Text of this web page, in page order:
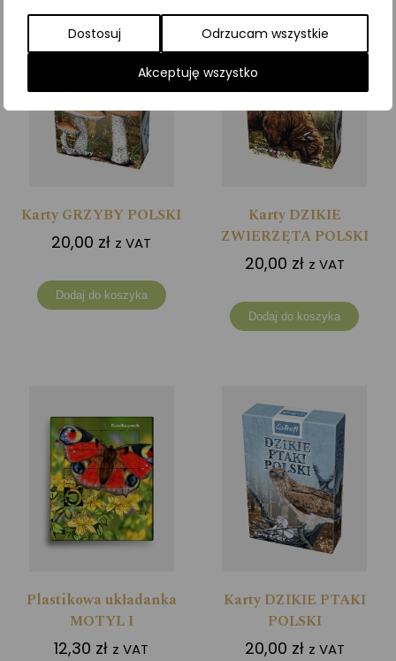
Dostosuj Odrzucam wszystkie
Akceptuję wszystko
Karty GRZYBY POLSKI
20,00 zł z VAT
Dodaj do koszyka
Karty DZIKIE
ZWIERZĘTA POLSKI
20,00 zł z VAT
Dodaj do koszyka
Plastikowa układanka
MOTYL I
12,30 zł z VAT
Karty DZIKIE PTAKI
POLSKI
20,00 zł z VAT